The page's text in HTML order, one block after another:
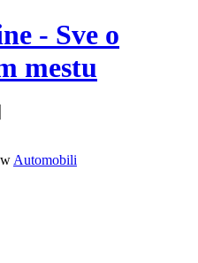
- Sve o
mestu
Automobili